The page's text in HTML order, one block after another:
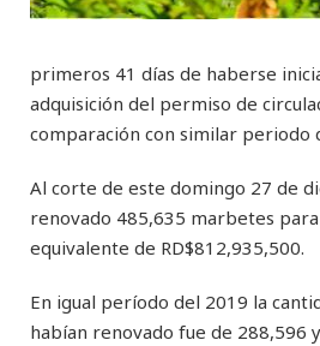
primeros 41 días de haberse
adquisición del permiso de
comparación con similar periodo
Al corte de este domingo 27 de
renovado 485,635 marbetes
equivalente de RD$812,935,500.
En igual período del 2019 la
habían renovado fue de 288,596